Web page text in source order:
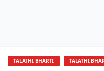
TALATHI BHARTI TALATHI